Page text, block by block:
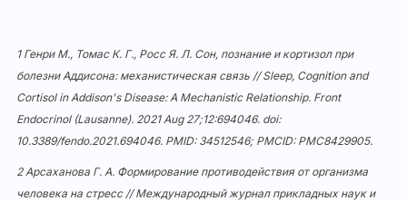
1 Генри М., Томас К. Г., Росс Я. Л. Сон, познание и кортизол при
болезни Аддисона: механистическая связь // Sleep, Cognition and
Cortisol in Addison's Disease: A Mechanistic Relationship. Front
Endocrinol (Lausanne). 2021 Aug 27;12:694046. doi:
10.3389/fendo.2021.694046. PMID: 34512546; PMCID: PMC8429905.
2 Арсаханова Г. А. Формирование противодействия от организма
человека на стресс // Международный журнал прикладных наук и